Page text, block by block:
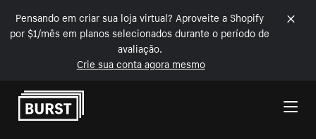
Pensando em criar sua loja virtual? Aproveite a Shopify
por $1/mês em planos selecionados durante o período de
avaliação.
Crie sua conta agora mesmo
Pular para o conteúdo